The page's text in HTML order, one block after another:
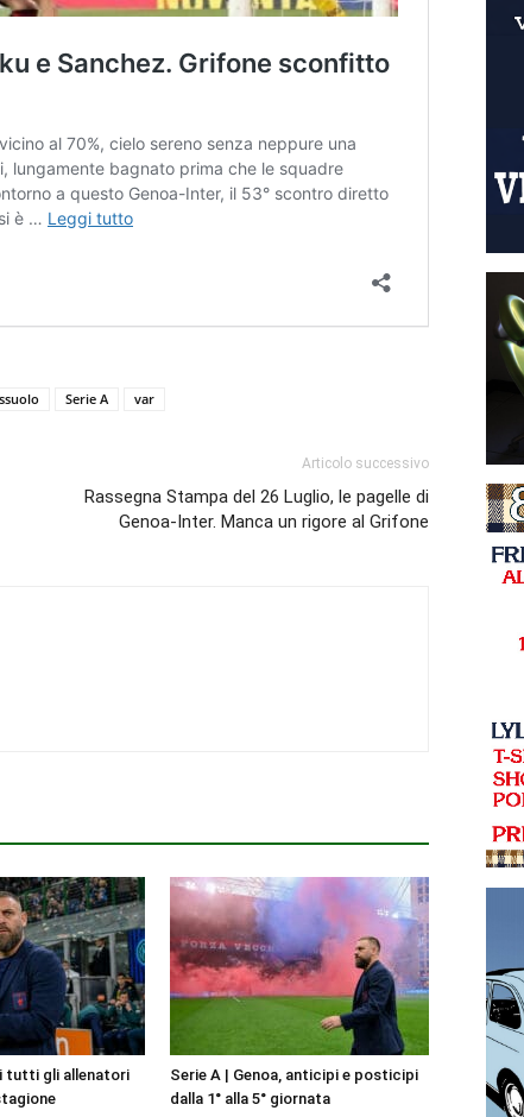
Serie A var
Articolo successivo
Rassegna Stampa del 26 Luglio, le pagelle di
Genoa-Inter. Manca un rigore al Grifone
tutti gli allenatori
Serie A | Genoa, anticipi e posticipi
dalla 1° alla 5° giornata